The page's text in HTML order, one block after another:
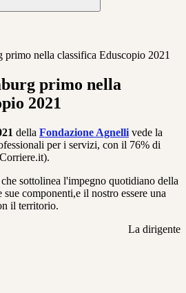
nella classifica Eduscopio 2021
primo nella
2021
della Fondazione Agnelli vede la
per i servizi, con il 76% di
sottolinea l'impegno quotidiano della
componenti,e il nostro essere una
il territorio.
La dirigente